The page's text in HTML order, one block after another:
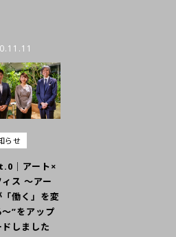
らせ
｜アート×
ィス ～アー
「働く」を変
～”をアップ
ドしました